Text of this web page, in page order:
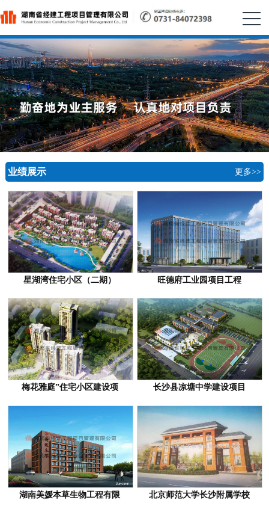
业绩展示 更多>>
星湖湾住宅小区（二期） 旺德府工业园项目工程
梅花雅庭”住宅小区建设项 长沙县凉塘中学建设项目
湖南美媛本草生物工程有限 北京师范大学长沙附属学校